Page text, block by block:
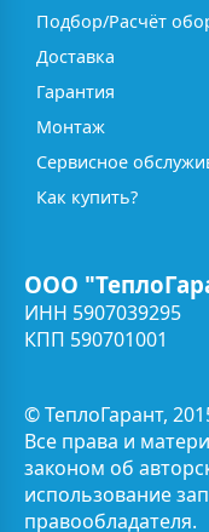
Подбор/Расчёт
Доставка
Гарантия
Монтаж
Сервисное
Как купить?
ООО
ИНН 5907039295
КПП 590701001
© ТеплоГарант,
Все права и
законом об
использование
правообладателя.